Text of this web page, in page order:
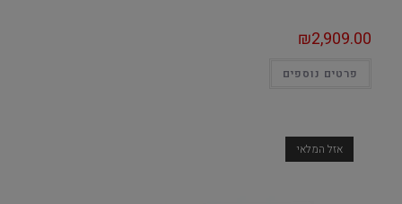
₪2,909.00
פרטים נוספים
אזל המלאי